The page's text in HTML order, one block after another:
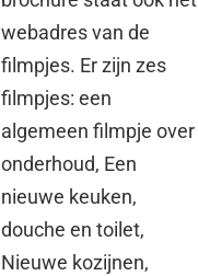
webadres van de
filmpjes. Er zijn zes
filmpjes: een
algemeen filmpje over
onderhoud, Een
nieuwe keuken,
douche en toilet,
Nieuwe kozijnen,